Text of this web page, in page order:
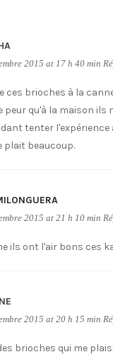
2015 at 17 h 40 min
ces brioches à la
peur qu'à la maison ils
tenter
plait beaucoup.
2015 at 21 h 10 min
ils ont l'air bons ces
2015 at 20 h 15 min
brioches qui me